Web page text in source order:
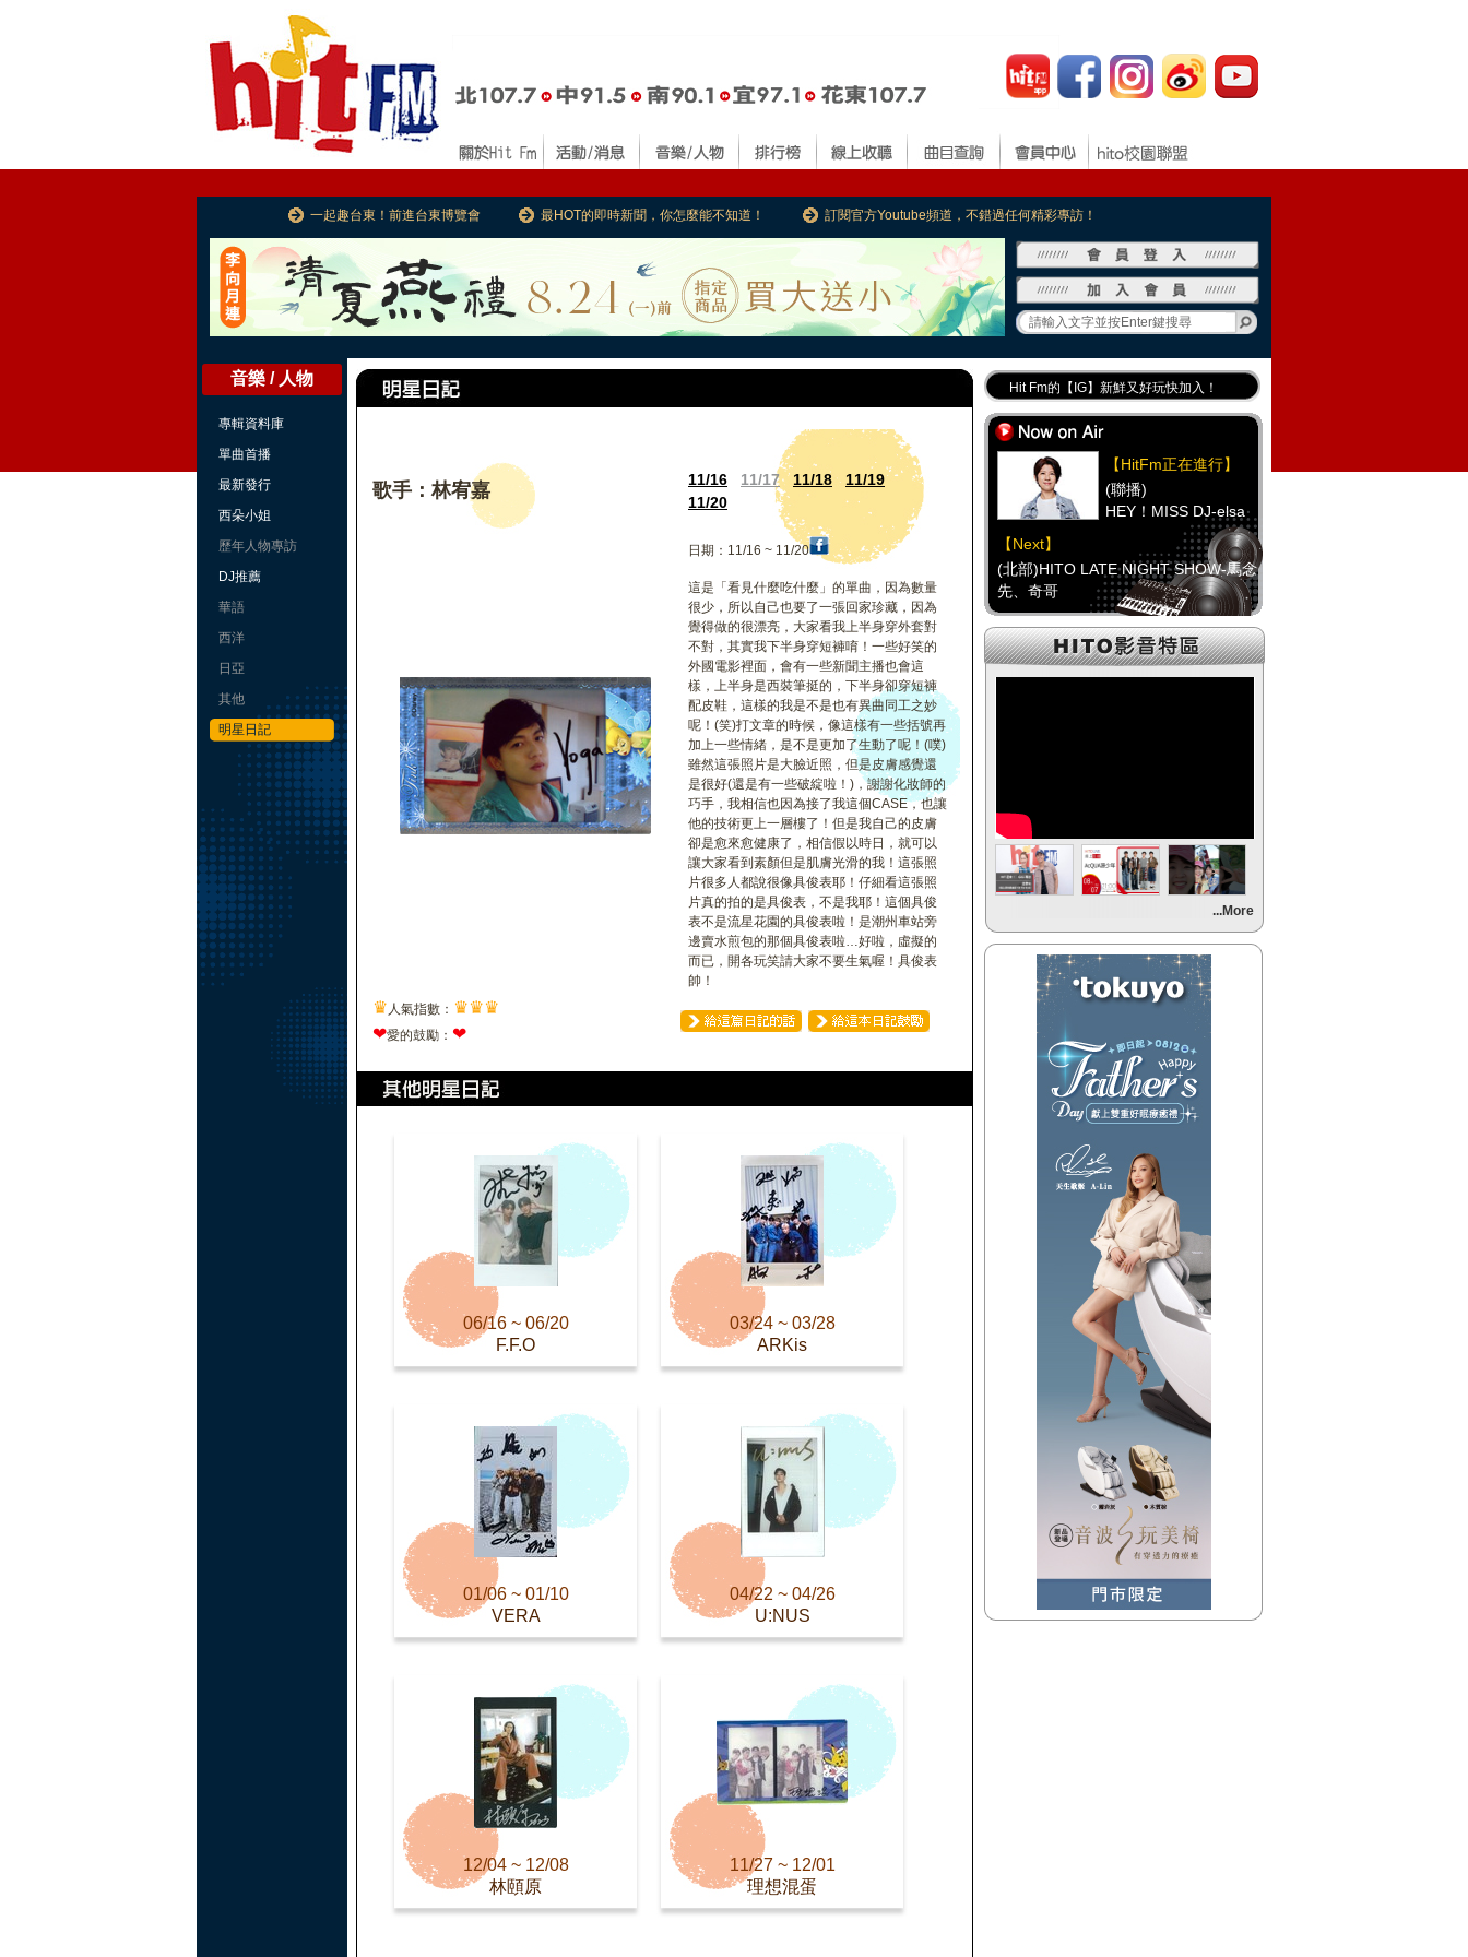
一起趣台東！前進台東博覽會 最HOT的即時新聞，你怎麼能不知道！ 訂閱官方Youtube頻道，不錯過任何精彩專訪！
音樂 / 人物
專輯資料庫
單曲首播
最新發行
西朵小姐
歷年人物專訪
DJ推薦
華語
西洋
日亞
其他
明星日記
歌手：林宥嘉 11/16 11/17 11/18
11/19
11/20
日期：11/16 ~ 11/20
這是「看見什麼吃什麼」的單曲，因為數量
很少，所以自己也要了一張回家珍藏，因為
覺得做的很漂亮，大家看我上半身穿外套對
不對，其實我下半身穿短褲唷！一些好笑的
外國電影裡面，會有一些新聞主播也會這
樣，上半身是西裝筆挺的，下半身卻穿短褲
配皮鞋，這樣的我是不是也有異曲同工之妙
呢！(笑)打文章的時候，像這樣有一些括號再
加上一些情緒，是不是更加了生動了呢！(噗)
雖然這張照片是大臉近照，但是皮膚感覺還
是很好(還是有一些破綻啦！)，謝謝化妝師的
巧手，我相信也因為接了我這個CASE，也讓
他的技術更上一層樓了！但是我自己的皮膚
卻是愈來愈健康了，相信假以時日，就可以
讓大家看到素顏但是肌膚光滑的我！這張照
片很多人都說很像具俊表耶！仔細看這張照
片真的拍的是具俊表，不是我耶！這個具俊
表不是流星花園的具俊表啦！是潮州車站旁
邊賣水煎包的那個具俊表啦…好啦，虛擬的
而已，開各玩笑請大家不要生氣喔！具俊表
帥！
♛ 人氣指數： ♛♛♛
❤愛的鼓勵： ❤
06/16 ~ 06/20
F.F.O
03/24 ~ 03/28
ARKis
01/06 ~ 01/10
VERA
04/22 ~ 04/26
U:NUS
12/04 ~ 12/08
林頤原
11/27 ~ 12/01
理想混蛋
Hit Fm的【IG】新鮮又好玩快加入！
Hit Fm【FB臉書粉絲團】等你加入！
最專業《DJ推薦》好音樂千萬別錯過！
好康報報 最新優惠訊息都在這！
【HitFm正在進行】
(聯播)
HEY！MISS DJ-elsa
【Next】
(北部)HITO LATE NIGHT SHOW-馬念
先、奇哥
【HitFm正在進行】
(聯播)
(聯播)
HEY！MISS DJ-elsa
【Next】
【HitFm正在進行】
HEY！MISS DJ-elsa
【Next】
(宜蘭)音樂不夜城
【HitFm正在進行】
(聯播)
HEY！MISS DJ-elsa
(花東)東台灣夜未眠
...More